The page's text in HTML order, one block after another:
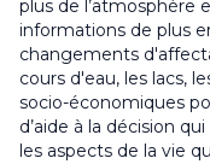
plus de l’atmosphère
informations de plus
changements
cours d'eau, les lacs,
socio-économiques
d’aide à la décision
les aspects de la vie